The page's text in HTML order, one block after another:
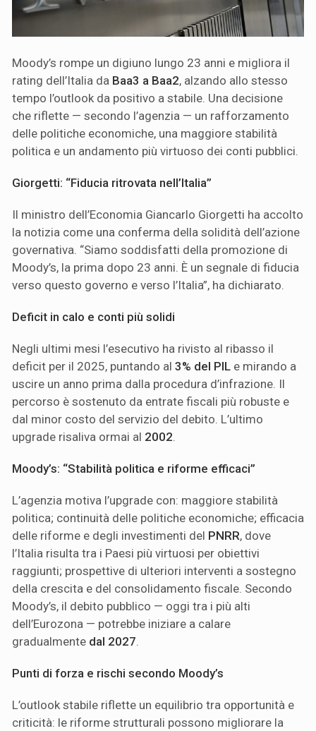
Moody’s rompe un digiuno lungo 23 anni e migliora il
rating dell’Italia da Baa3 a Baa2, alzando allo stesso
tempo l’outlook da positivo a stabile. Una decisione
che riflette — secondo l’agenzia — un rafforzamento
delle politiche economiche, una maggiore stabilità
politica e un andamento più virtuoso dei conti pubblici.
Giorgetti: “Fiducia ritrovata nell’Italia”
Il ministro dell’Economia Giancarlo Giorgetti ha accolto
la notizia come una conferma della solidità dell’azione
governativa. “Siamo soddisfatti della promozione di
Moody’s, la prima dopo 23 anni. È un segnale di fiducia
verso questo governo e verso l’Italia”, ha dichiarato.
Deficit in calo e conti più solidi
Negli ultimi mesi l’esecutivo ha rivisto al ribasso il
deficit per il 2025, puntando al 3% del PIL e mirando a
uscire un anno prima dalla procedura d’infrazione. Il
percorso è sostenuto da entrate fiscali più robuste e
dal minor costo del servizio del debito. L’ultimo
upgrade risaliva ormai al 2002.
Moody’s: “Stabilità politica e riforme efficaci”
L’agenzia motiva l’upgrade con: maggiore stabilità
politica; continuità delle politiche economiche; efficacia
delle riforme e degli investimenti del PNRR, dove
l’Italia risulta tra i Paesi più virtuosi per obiettivi
raggiunti; prospettive di ulteriori interventi a sostegno
della crescita e del consolidamento fiscale. Secondo
Moody’s, il debito pubblico — oggi tra i più alti
dell’Eurozona — potrebbe iniziare a calare
gradualmente dal 2027.
Punti di forza e rischi secondo Moody’s
L’outlook stabile riflette un equilibrio tra opportunità e
criticità: le riforme strutturali possono migliorare la